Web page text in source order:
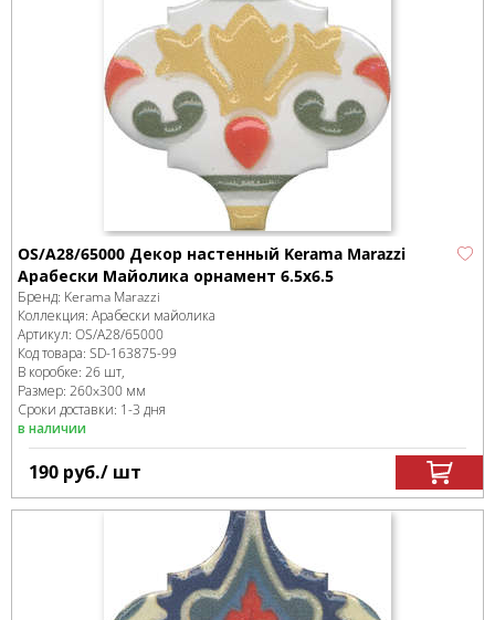
OS/A28/65000 Декор настенный Kerama Marazzi
Арабески Майолика орнамент 6.5x6.5
Бренд: Kerama Marazzi
Коллекция: Арабески майолика
Артикул: OS/A28/65000
Код товара: SD-163875-99
В коробке: 26 шт,
Размер: 260x300 мм
Сроки доставки: 1-3 дня
в наличии
190 руб./ шт